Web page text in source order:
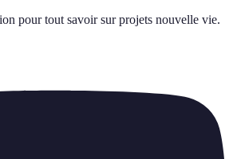
pour tout savoir sur projets nouvelle vie.